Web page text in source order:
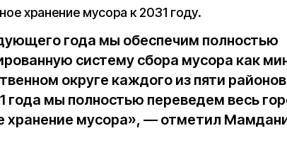
хранение мусора к 2031 году.
года мы обеспечим полностью
систему сбора мусора как
округе каждого из пяти
года мы полностью переведем весь
хранение мусора», — отметил